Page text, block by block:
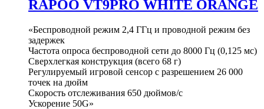
RAPOO VT9PRO WHITE ORANGE
«Беспроводной режим 2,4 ГГц и проводной режим без
задержек
Частота опроса беспроводной сети до 8000 Гц (0,125 мс)
Сверхлегкая конструкция (всего 68 г)
Регулируемый игровой сенсор с разрешением 26 000
точек на дюйм
Скорость отслеживания 650 дюймов/с
Ускорение 50G»